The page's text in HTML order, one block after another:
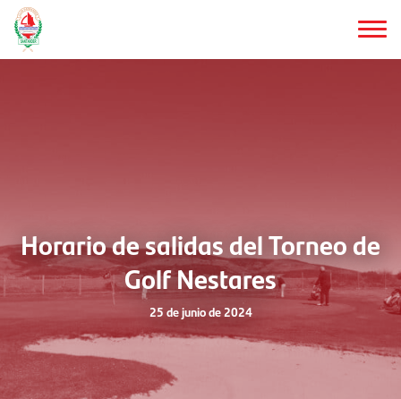
Saltar
al
contenido
Horario de salidas del Torneo de
Golf Nestares
25 de junio de 2024